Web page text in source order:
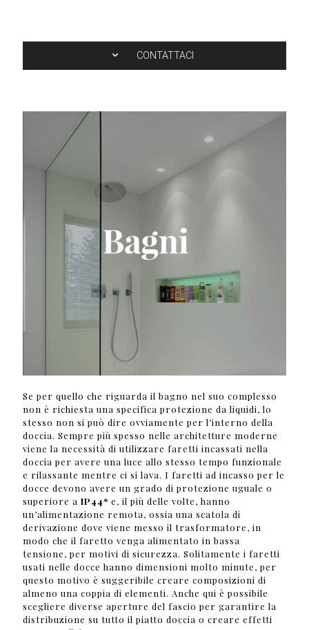
CONTATTACI
Se per quello che riguarda il bagno nel suo complesso
non è richiesta una specifica protezione da liquidi, lo
stesso non si può dire ovviamente per l’interno della
doccia. Sempre più spesso nelle architetture moderne
viene la necessità di utilizzare faretti incassati nella
doccia per avere una luce allo stesso tempo funzionale
e rilassante mentre ci si lava. I faretti ad incasso per le
docce devono avere un grado di protezione uguale o
superiore a IP44* e, il più delle volte, hanno
un’alimentazione remota, ossia una scatola di
derivazione dove viene messo il trasformatore, in
modo che il faretto venga alimentato in bassa
tensione, per motivi di sicurezza. Solitamente i faretti
usati nelle docce hanno dimensioni molto minute, per
questo motivo è suggeribile creare composizioni di
almeno una coppia di elementi. Anche qui è possibile
scegliere diverse aperture del fascio per garantire la
distribuzione su tutto il piatto doccia o creare effetti